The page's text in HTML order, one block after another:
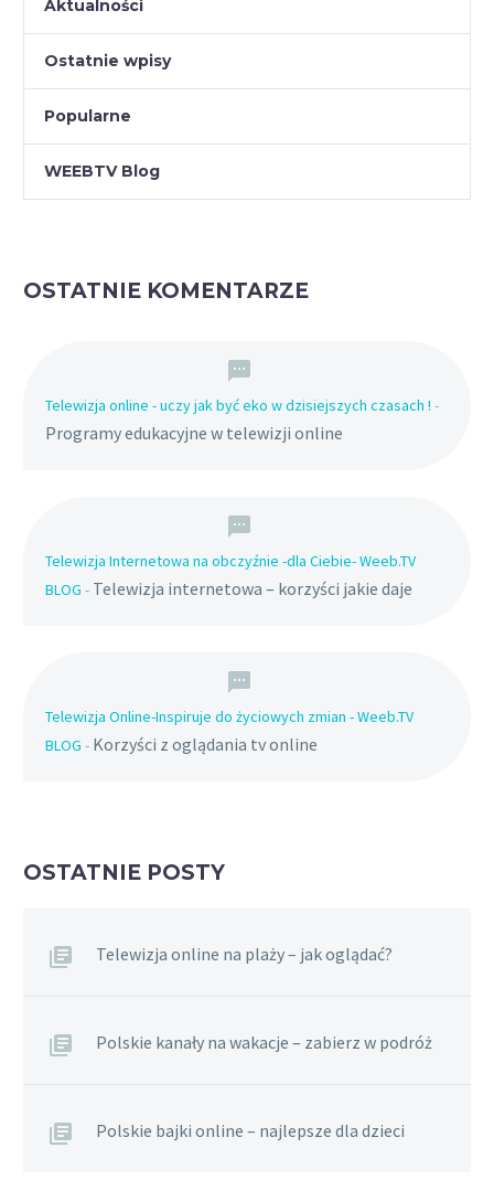
Aktualności
Ostatnie wpisy
Popularne
WEEBTV Blog
OSTATNIE KOMENTARZE
Telewizja online - uczy jak być eko w dzisiejszych czasach ! -
Programy edukacyjne w telewizji online
Telewizja Internetowa na obczyźnie -dla Ciebie- Weeb.TV
BLOG - Telewizja internetowa – korzyści jakie daje
Telewizja Online-Inspiruje do życiowych zmian - Weeb.TV
BLOG - Korzyści z oglądania tv online
OSTATNIE POSTY
Telewizja online na plaży – jak oglądać?
Polskie kanały na wakacje – zabierz w podróż
Polskie bajki online – najlepsze dla dzieci